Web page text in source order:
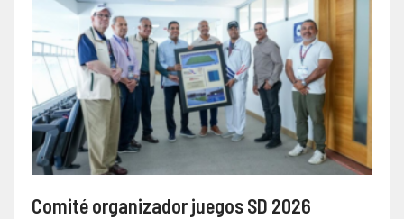
Comité organizador juegos SD 2026